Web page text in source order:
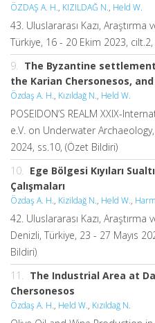
ÖZDAŞ A. H., KIZILDAĞ N., Held W.
43. Uluslararası Kazı,
Türkiye, 16 - 20 Ekim 2023,
9.
The Byzantine
the Karian Chersonesos,
Özdaş A. H., Kızıldağ N., Held W.
POSEIDON’S REALM XXIX-
e.V. on Underwater
2024, ss.10, (Özet Bildiri)
10.
Ege Bölgesi Kıyıları
Çalışmaları
Özdaş A. H., Kizildağ N., Held W.,
42. Uluslararası Kazı,
Denizli, Türkiye, 23 - 27 Mayıs
Bildiri)
11.
The Industrial Area at
Chersonesos
Özdaş A. H., Held W., Kızıldağ N.